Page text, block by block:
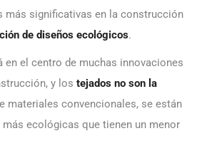
más significativas en la construcción
de diseños ecológicos.
en el centro de muchas innovaciones
y los tejados no son la
materiales convencionales, se están
ecológicas que tienen un menor